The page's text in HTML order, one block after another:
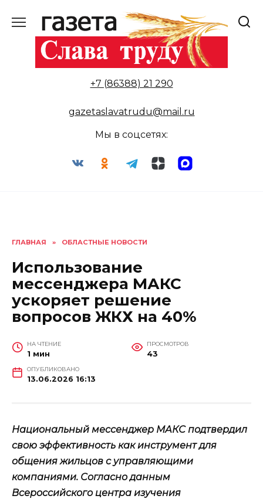
содержанию
+7 (86388) 21 290
gazetaslavatrudu@mail.ru
Мы в соцсетях:
ГЛАВНАЯ » ОБЛАСТНЫЕ НОВОСТИ
Использование
мессенджера МАКС
ускоряет решение
вопросов ЖКХ на 40%
НА ЧТЕНИЕ
1 мин
ПРОСМОТРОВ
43
ОПУБЛИКОВАНО
13.06.2026 16:13
Национальный мессенджер МАКС подтвердил
свою эффективность как инструмент для
общения жильцов с управляющими
компаниями. Согласно данным
Всероссийского центра изучения